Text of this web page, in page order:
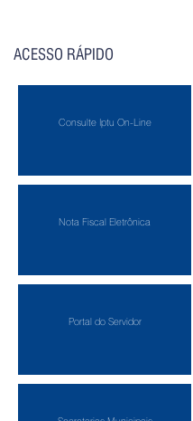
ACESSO RÁPIDO
Consulte Iptu On-Line
Nota Fiscal Eletrônica
Portal do Servidor